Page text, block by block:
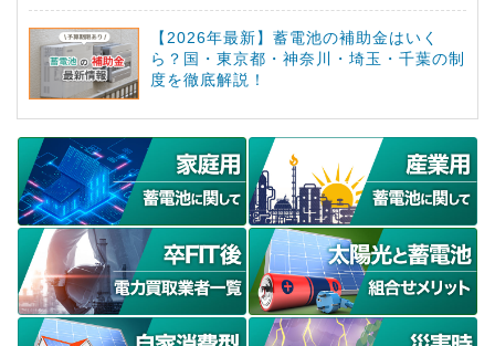
【2026年最新】蓄電池の補助金はいく
ら？国・東京都・神奈川・埼玉・千葉の制
度を徹底解説！